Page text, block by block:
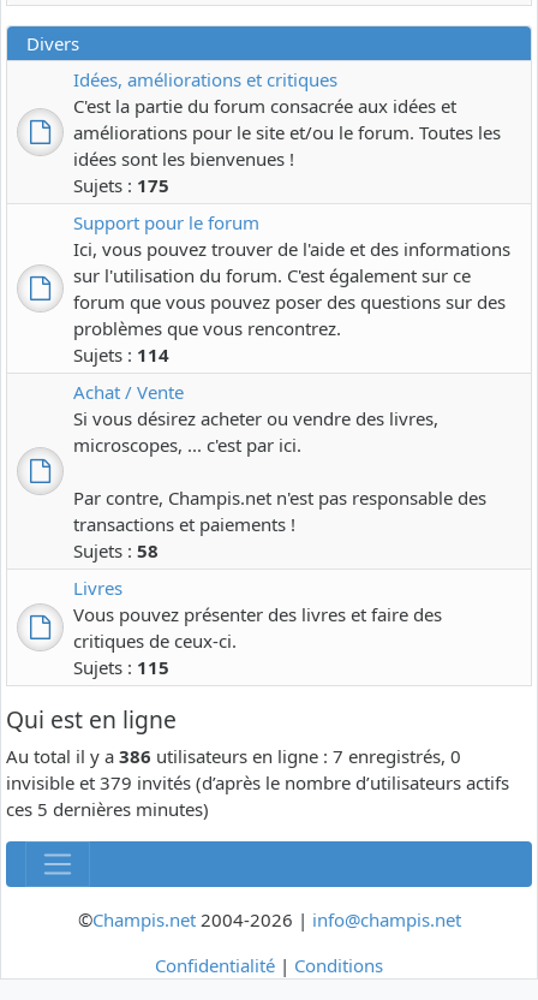
Divers
Idées, améliorations et critiques
C'est la partie du forum consacrée aux idées et
améliorations pour le site et/ou le forum. Toutes les
idées sont les bienvenues !
Sujets : 175
Support pour le forum
Ici, vous pouvez trouver de l'aide et des informations
sur l'utilisation du forum. C'est également sur ce
forum que vous pouvez poser des questions sur des
problèmes que vous rencontrez.
Sujets : 114
Achat / Vente
Si vous désirez acheter ou vendre des livres,
microscopes, ... c'est par ici.
Par contre, Champis.net n'est pas responsable des
transactions et paiements !
Sujets : 58
Livres
Vous pouvez présenter des livres et faire des
critiques de ceux-ci.
Sujets : 115
Qui est en ligne
Au total il y a 386 utilisateurs en ligne : 7 enregistrés, 0
invisible et 379 invités (d’après le nombre d’utilisateurs actifs
ces 5 dernières minutes)
©Champis.net2004-2026 | info@champis.net
Confidentialité | Conditions